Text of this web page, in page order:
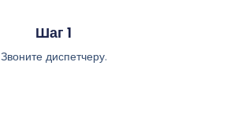
Шаг 1
Звоните диспетчеру.